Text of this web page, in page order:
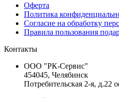
Оферта
Политика
Согласие на обработку
Правила пользования
Контакты
ООО "РК-Сервис"
454045, Челябинск
Потребительская 2-я, д.22